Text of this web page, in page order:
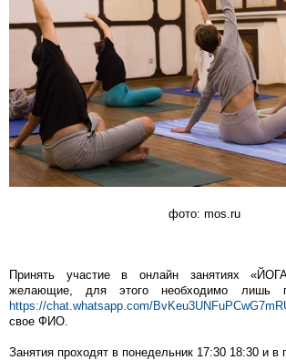
фото: mos.ru
Принять участие в онлайн занятиях
желающие, для этого необходимо лишь
https://chat.whatsapp.com/
свое ФИО.
Занятия проходят в понедельник 17:30 18:30 и в